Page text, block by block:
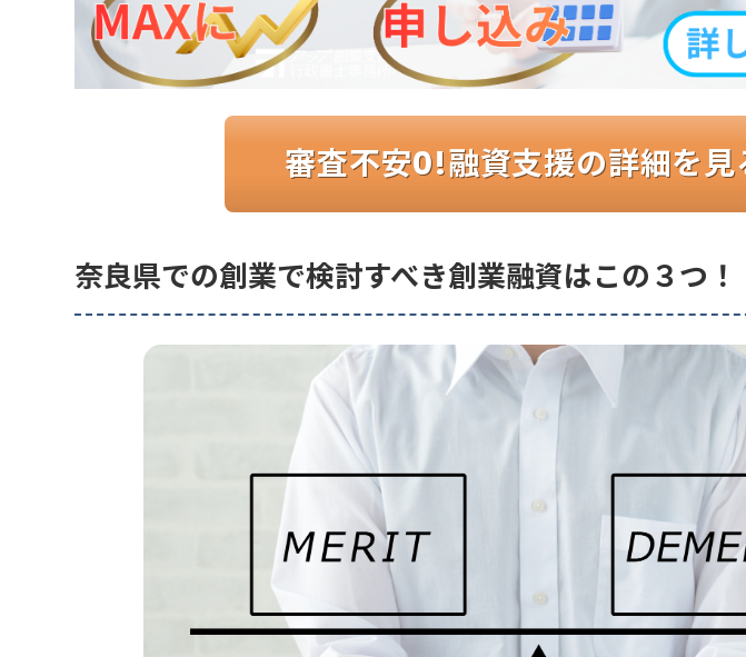
審査不安0!融資支援の詳細を見
奈良県での創業で検討すべき創業融資はこの３つ！